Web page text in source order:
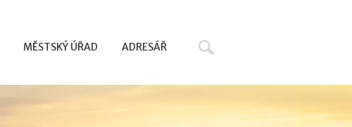
MĚSTSKÝ ÚŘAD ADRESÁŘ